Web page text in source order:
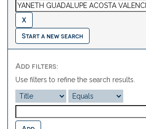
Start a new search
Add filters:
Use filters to refine the search results.